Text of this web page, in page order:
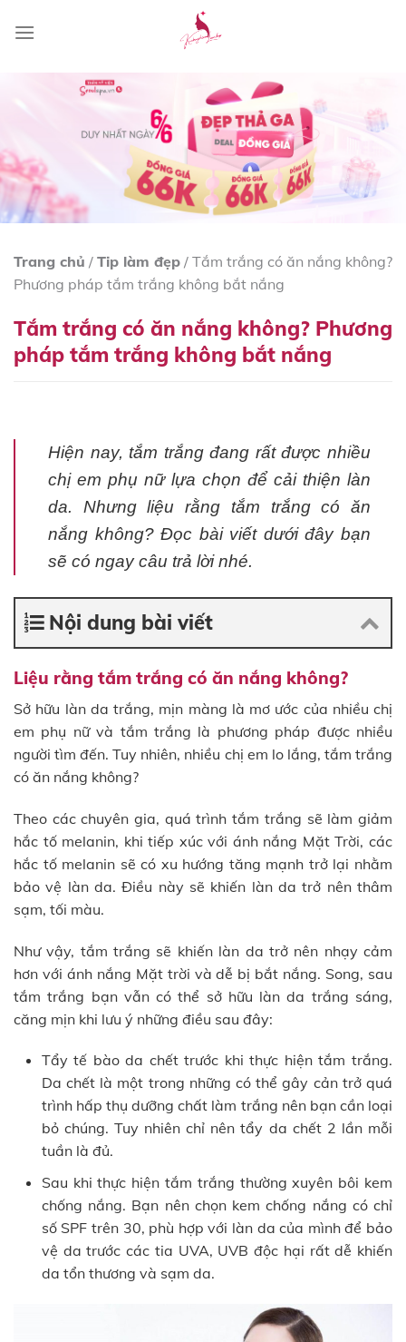
Trang chủ / Tip làm đẹp / Tắm trắng có ăn nắng không?
Phương pháp tắm trắng không bắt nắng
Tắm trắng có ăn nắng không? Phương
pháp tắm trắng không bắt nắng
Hiện nay, tắm trắng đang rất được nhiều
chị em phụ nữ lựa chọn để cải thiện làn
da. Nhưng liệu rằng tắm trắng có ăn
nắng không? Đọc bài viết dưới đây bạn
sẽ có ngay câu trả lời nhé.
Nội dung bài viết
Liệu rằng tắm trắng có ăn nắng không?
Sở hữu làn da trắng, mịn màng là mơ ước của nhiều chị
em phụ nữ và tắm trắng là phương pháp được nhiều
người tìm đến. Tuy nhiên, nhiều chị em lo lắng, tắm trắng
có ăn nắng không?
Theo các chuyên gia, quá trình tắm trắng sẽ làm giảm
hắc tố melanin, khi tiếp xúc với ánh nắng Mặt Trời, các
hắc tố melanin sẽ có xu hướng tăng mạnh trở lại nhằm
bảo vệ làn da. Điều này sẽ khiến làn da trở nên thâm
sạm, tối màu.
Như vậy, tắm trắng sẽ khiến làn da trở nên nhạy cảm
hơn với ánh nắng Mặt trời và dễ bị bắt nắng. Song, sau
tắm trắng bạn vẫn có thể sở hữu làn da trắng sáng,
căng mịn khi lưu ý những điều sau đây:
Tẩy tế bào da chết trước khi thực hiện tắm trắng.
Da chết là một trong những có thể gây cản trở quá
trình hấp thụ dưỡng chất làm trắng nên bạn cần loại
bỏ chúng. Tuy nhiên chỉ nên tẩy da chết 2 lần mỗi
tuần là đủ.
Sau khi thực hiện tắm trắng thường xuyên bôi kem
chống nắng. Bạn nên chọn kem chống nắng có chỉ
số SPF trên 30, phù hợp với làn da của mình để bảo
vệ da trước các tia UVA, UVB độc hại rất dễ khiến
da tổn thương và sạm da.